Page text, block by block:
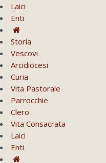
Laici
Enti
Storia
Vescovi
Arcidiocesi
Curia
Vita Pastorale
Parrocchie
Clero
Vita Consacrata
Laici
Enti